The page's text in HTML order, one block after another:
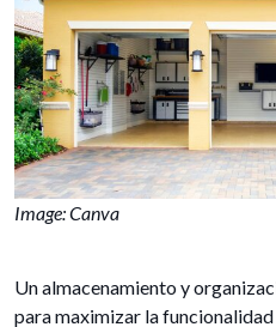
Image: Canva
Un almacenamiento y
para maximizar la